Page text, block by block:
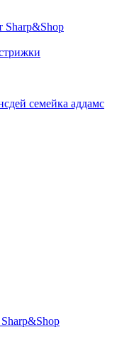
Sharp&Shop
семейка аддамс